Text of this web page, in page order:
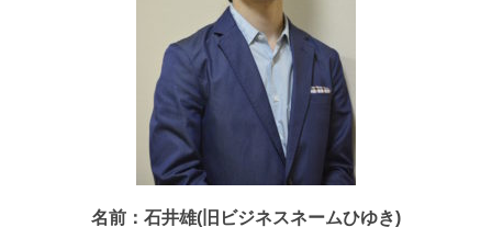
名前：石井雄(旧ビジネスネームひゆき)